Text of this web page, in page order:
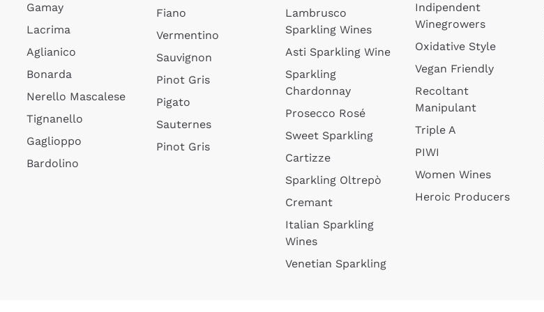
Gamay
Lacrima
Aglianico
Bonarda
Nerello Mascalese
Tignanello
Gaglioppo
Bardolino
Fiano
Vermentino
Sauvignon
Pinot Gris
Pigato
Sauternes
Pinot Gris
Lambrusco
Sparkling Wines
Asti Sparkling Wine
Sparkling
Chardonnay
Prosecco Rosé
Sweet Sparkling
Cartizze
Sparkling Oltrepò
Cremant
Italian Sparkling
Wines
Venetian Sparkling
Indipendent
Winegrowers
Oxidative Style
Vegan Friendly
Recoltant
Manipulant
Triple A
PIWI
Women Wines
Heroic Producers